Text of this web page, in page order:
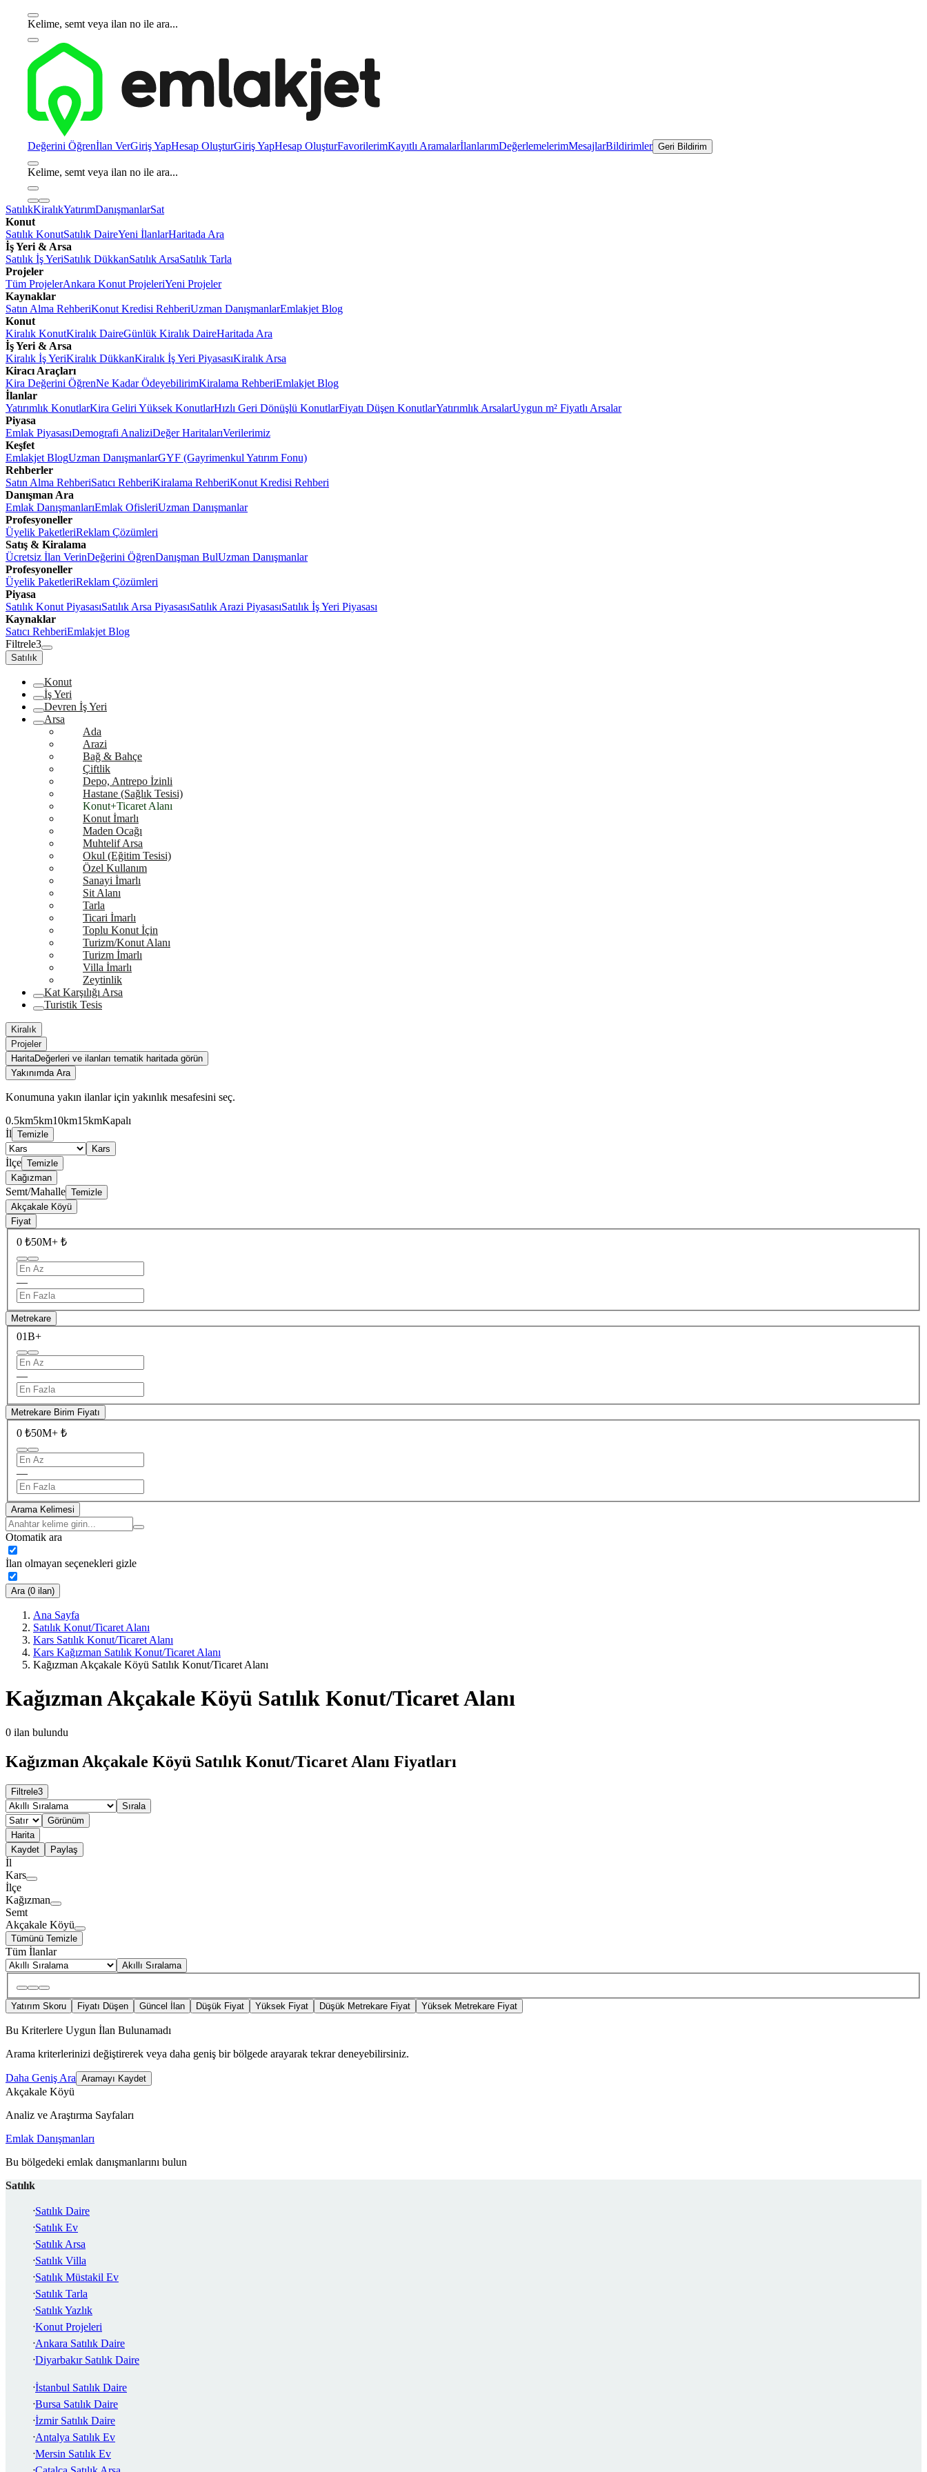
Kelime, semt veya ilan no ile ara...
Değerini Öğrenİlan VerGiriş YapHesap OluşturGiriş YapHesap OluşturFavorilerimKayıtlı AramalarİlanlarımDeğerlemelerimMesajlarBildirimler Geri Bildirim
Kelime, semt veya ilan no ile ara...
SatılıkKiralıkYatırımDanışmanlarSat
Konut
Satılık KonutSatılık DaireYeni İlanlarHaritada Ara
İş Yeri & Arsa
Satılık İş YeriSatılık DükkanSatılık ArsaSatılık Tarla
Projeler
Tüm ProjelerAnkara Konut ProjeleriYeni Projeler
Kaynaklar
Satın Alma RehberiKonut Kredisi RehberiUzman DanışmanlarEmlakjet Blog
Konut
Kiralık KonutKiralık DaireGünlük Kiralık DaireHaritada Ara
İş Yeri & Arsa
Kiralık İş YeriKiralık DükkanKiralık İş Yeri PiyasasıKiralık Arsa
Kiracı Araçları
Kira Değerini ÖğrenNe Kadar ÖdeyebilirimKiralama RehberiEmlakjet Blog
İlanlar
Yatırımlık KonutlarKira Geliri Yüksek KonutlarHızlı Geri Dönüşlü KonutlarFiyatı Düşen KonutlarYatırımlık ArsalarUygun m² Fiyatlı Arsalar
Piyasa
Emlak PiyasasıDemografi AnaliziDeğer HaritalarıVerilerimiz
Keşfet
Emlakjet BlogUzman DanışmanlarGYF (Gayrimenkul Yatırım Fonu)
Rehberler
Satın Alma RehberiSatıcı RehberiKiralama RehberiKonut Kredisi Rehberi
Danışman Ara
Emlak DanışmanlarıEmlak OfisleriUzman Danışmanlar
Profesyoneller
Üyelik PaketleriReklam Çözümleri
Satış & Kiralama
Ücretsiz İlan VerinDeğerini ÖğrenDanışman BulUzman Danışmanlar
Profesyoneller
Üyelik PaketleriReklam Çözümleri
Piyasa
Satılık Konut PiyasasıSatılık Arsa PiyasasıSatılık Arazi PiyasasıSatılık İş Yeri Piyasası
Kaynaklar
Satıcı RehberiEmlakjet Blog
Filtrele3
Satılık
Konut
İş Yeri
Devren İş Yeri
Arsa
Ada
Arazi
Bağ & Bahçe
Çiftlik
Depo, Antrepo İzinli
Hastane (Sağlık Tesisi)
Konut+Ticaret Alanı
Konut İmarlı
Maden Ocağı
Muhtelif Arsa
Okul (Eğitim Tesisi)
Özel Kullanım
Sanayi İmarlı
Sit Alanı
Tarla
Ticari İmarlı
Toplu Konut İçin
Turizm/Konut Alanı
Turizm İmarlı
Villa İmarlı
Zeytinlik
Kat Karşılığı Arsa
Turistik Tesis
Kiralık
Projeler
HaritaDeğerleri ve ilanları tematik haritada görün
Yakınımda Ara
Konumuna yakın ilanlar için yakınlık mesafesini seç.
0.5km5km10km15kmKapalı
İl Temizle
Kars
İlçe Temizle
Kağızman
Semt/Mahalle Temizle
Akçakale Köyü
Fiyat
0 ₺50M+ ₺
—
Metrekare
01B+
—
Metrekare Birim Fiyatı
0 ₺50M+ ₺
—
Arama Kelimesi
Otomatik ara
İlan olmayan seçenekleri gizle
Ara (0 ilan)
Ana Sayfa
Satılık Konut/Ticaret Alanı
Kars Satılık Konut/Ticaret Alanı
Kars Kağızman Satılık Konut/Ticaret Alanı
Kağızman Akçakale Köyü Satılık Konut/Ticaret Alanı
Kağızman Akçakale Köyü Satılık Konut/Ticaret Alanı
0 ilan bulundu
Kağızman Akçakale Köyü Satılık Konut/Ticaret Alanı Fiyatları
Filtrele3
Sırala
Görünüm
Harita
Kaydet
Paylaş
İl
Kars
İlçe
Kağızman
Semt
Akçakale Köyü
Tümünü Temizle
Tüm İlanlar
Akıllı Sıralama
Yatırım Skoru Fiyatı Düşen Güncel İlan Düşük Fiyat Yüksek Fiyat Düşük Metrekare Fiyat Yüksek Metrekare Fiyat
Bu Kriterlere Uygun İlan Bulunamadı
Arama kriterlerinizi değiştirerek veya daha geniş bir bölgede arayarak tekrar deneyebilirsiniz.
Daha Geniş Ara Aramayı Kaydet
Akçakale Köyü
Analiz ve Araştırma Sayfaları
Emlak Danışmanları
Bu bölgedeki emlak danışmanlarını bulun
Satılık
Satılık Daire
Satılık Ev
Satılık Arsa
Satılık Villa
Satılık Müstakil Ev
Satılık Tarla
Satılık Yazlık
Konut Projeleri
Ankara Satılık Daire
Diyarbakır Satılık Daire
İstanbul Satılık Daire
Bursa Satılık Daire
İzmir Satılık Daire
Antalya Satılık Ev
Mersin Satılık Ev